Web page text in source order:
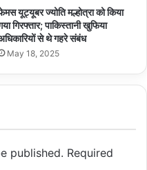
यूट्यूबर ज्योति मल्होत्रा को किया
गिरफ्तार; पाकिस्तानी खुफिया
से थे गहरे संबंध
May 18, 2025
published. Required